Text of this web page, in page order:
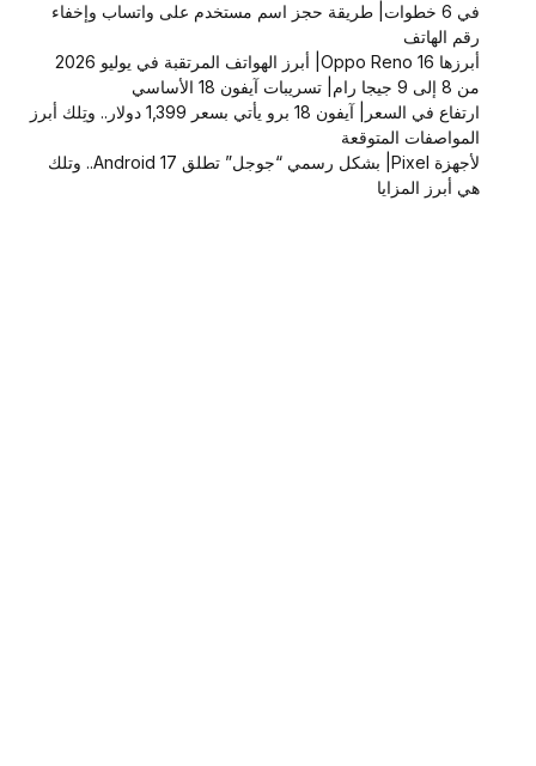
في 6 خطوات| طريقة حجز اسم مستخدم على واتساب وإخفاء
رقم الهاتف
أبرزها Oppo Reno 16| أبرز الهواتف المرتقبة في يوليو 2026
من 8 إلى 9 جيجا رام| تسريبات آيفون 18 الأساسي
ارتفاع في السعر| آيفون 18 برو يأتي بسعر 1,399 دولار.. وتِلك أبرز
المواصفات المتوقعة
لأجهزة Pixel| بشكل رسمي “جوجل” تطلق Android 17.. وتلك
هي أبرز المزايا